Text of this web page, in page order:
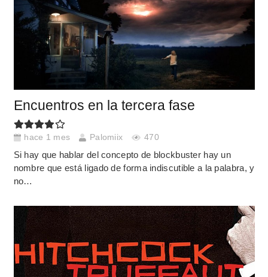
Encuentros en la tercera fase
hace 1 mes Palomiix 470
Si hay que hablar del concepto de blockbuster hay un
nombre que está ligado de forma indiscutible a la palabra, y
no…